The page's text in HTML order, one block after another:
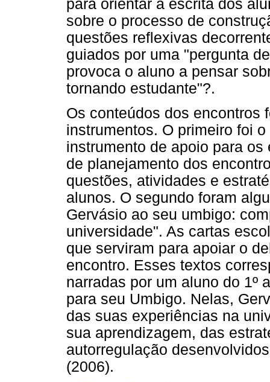
para orientar a escrita dos
sobre o processo de
questões reflexivas
guiados por uma "pergunta
provoca o aluno a pensar
tornando estudante"?.
Os conteúdos dos encontros
instrumentos. O primeiro foi
instrumento de apoio para
de planejamento dos
questões, atividades e
alunos. O segundo foram
Gervásio ao seu umbigo:
universidade". As cartas
que serviram para apoiar o
encontro. Esses textos
narradas por um aluno do 1º
para seu Umbigo. Nelas,
das suas experiências na
sua aprendizagem, das
autorregulação
(2006).